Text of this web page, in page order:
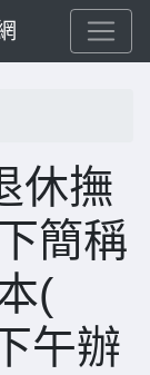
休撫
簡稱
(
午辦